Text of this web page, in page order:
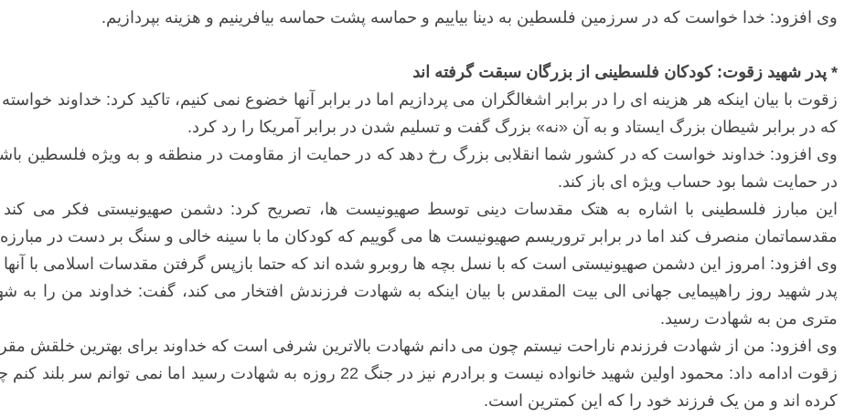
وی افزود: خدا خواست که در سرزمین فلسطین به دینا بیاییم و حماسه پشت حماسه بیافرینیم و هزینه بپردازیم.
* پدر شهید زقوت: کودکان فلسطینی از بزرگان سبقت گرفته اند
زقوت با بیان اینکه هر هزینه ای را در برابر اشغالگران می پردازیم اما در برابر آنها خضوع نمی کنیم، تاکید کرد: خداوند
که در برابر شیطان بزرگ ایستاد و به آن «نه» بزرگ گفت و تسلیم شدن در برابر آمریکا را رد کرد.
وی افزود: خداوند خواست که در کشور شما انقلابی بزرگ رخ دهد که در حمایت از مقاومت در منطقه و به ویژه فلسطین
در حمایت شما بود حساب ویژه ای باز کند.
این مبارز فلسطینی با اشاره به هتک مقدسات دینی توسط صهیونیست ها، تصریح کرد: دشمن صهیونیستی فکر می کند
مقدسماتمان منصرف کند اما در برابر تروریسم صهیونیست ها می گوییم که کودکان ما با سینه خالی و سنگ بر دست در
وی افزود: امروز این دشمن صهیونیستی است که با نسل بچه ها روبرو شده اند که حتما بازپس گرفتن مقدسات اسلامی با
پدر شهید روز راهپیمایی جهانی الی بیت المقدس با بیان اینکه به شهادت فرزندش افتخار می کند، گفت: خداوند من را
متری من به شهادت رسید.
وی افزود: من از شهادت فرزندم ناراحت نیستم چون می دانم شهادت بالاترین شرفی است که خداوند برای بهترین خلقش
کرده اند و من یک فرزند خود را که این کمترین است.